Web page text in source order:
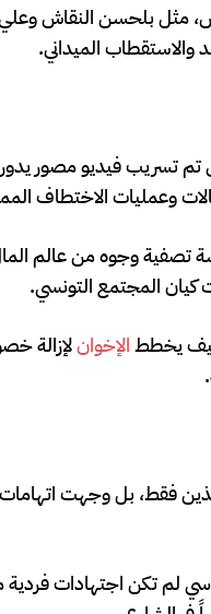
بلحسن النقاش وعلي
والاستقطاب الميداني.
كشف هذه المخططات إلى ديسمبر 2013،
وعمليات الاختطاف
وجوه من عالم
كيان المجتمع التونسي.
يخططالإخوانلإزالة
فقط، بل وجهت اتهامات
لم تكن اجتهادات